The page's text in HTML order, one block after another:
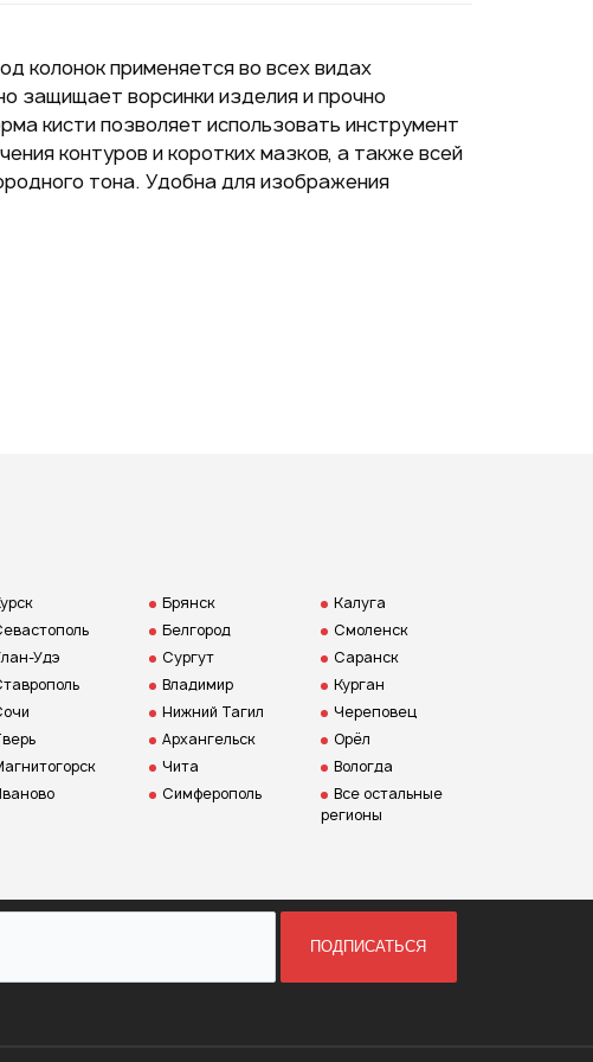
колонок применяется во всех видах
защищает ворсинки изделия и прочно
кисти позволяет использовать инструмент
контуров и коротких мазков, а также всей
тона. Удобна для изображения
Подписаться на новые
возможности
Удэ
Брянск
Белгород
Сургут
Владимир
Нижний Тагил
Архангельск
Чита
Симферополь
Калуга
Смоленск
Саранск
Курган
Череповец
Орёл
Вологда
Все остальные
регионы
ПОДПИСАТЬСЯ